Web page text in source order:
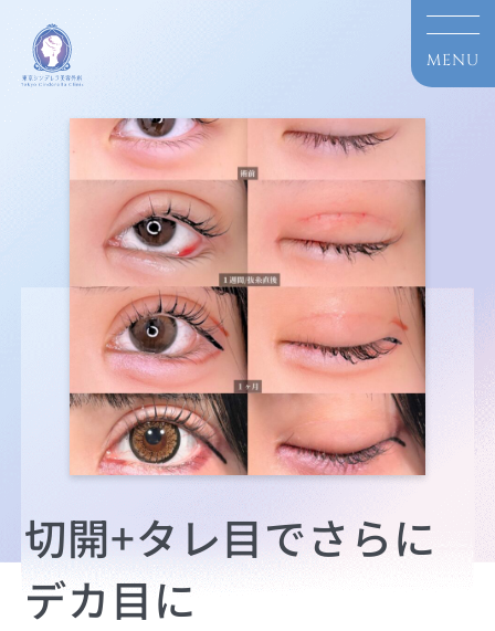
切開+タレ目でさらに
デカ目に